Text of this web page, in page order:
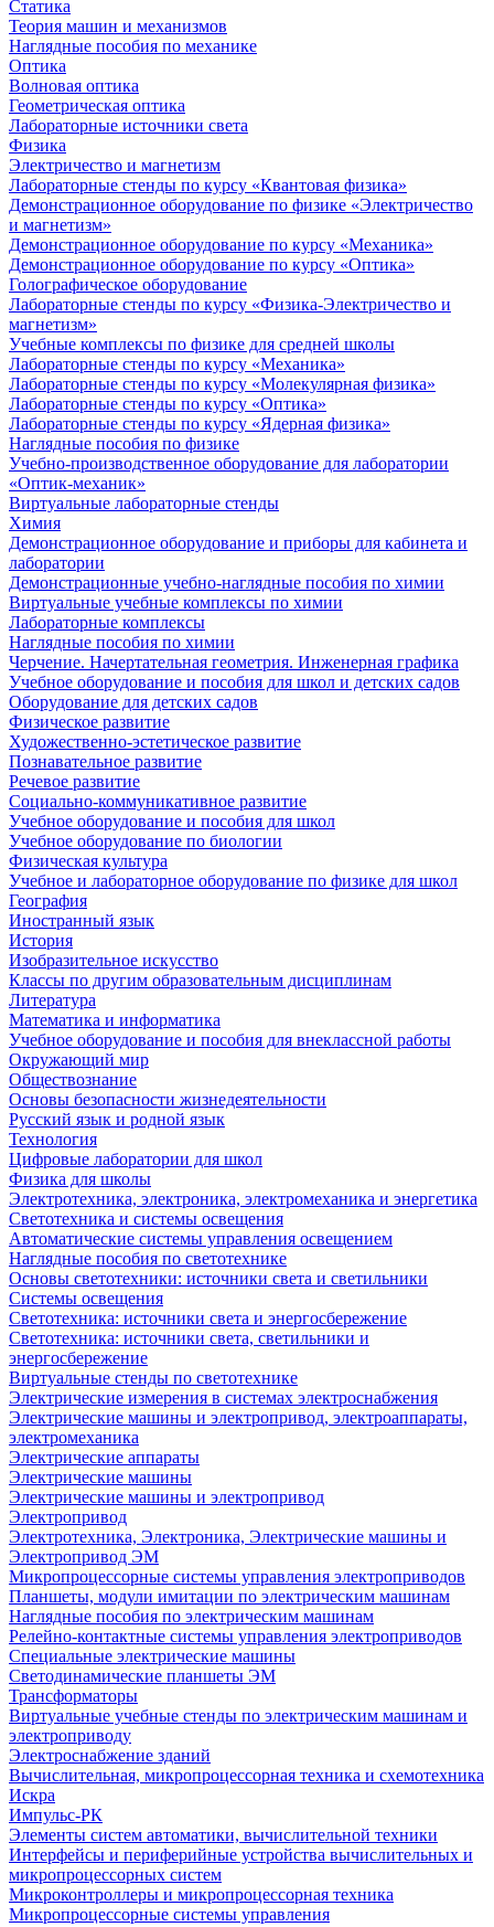
Статика
Теория машин и механизмов
Наглядные пособия по механике
Оптика
Волновая оптика
Геометрическая оптика
Лабораторные источники света
Физика
Электричество и магнетизм
Лабораторные стенды по курсу «Квантовая физика»
Демонстрационное оборудование по физике «Электричество
и магнетизм»
Демонстрационное оборудование по курсу «Механика»
Демонстрационное оборудование по курсу «Оптика»
Голографическое оборудование
Лабораторные стенды по курсу «Физика-Электричество и
магнетизм»
Учебные комплексы по физике для средней школы
Лабораторные стенды по курсу «Механика»
Лабораторные стенды по курсу «Молекулярная физика»
Лабораторные стенды по курсу «Оптика»
Лабораторные стенды по курсу «Ядерная физика»
Наглядные пособия по физике
Учебно-производственное оборудование для лаборатории
«Оптик-механик»
Виртуальные лабораторные стенды
Химия
Демонстрационное оборудование и приборы для кабинета и
лаборатории
Демонстрационные учебно-наглядные пособия по химии
Виртуальные учебные комплексы по химии
Лабораторные комплексы
Наглядные пособия по химии
Черчение. Начертательная геометрия. Инженерная графика
Учебное оборудование и пособия для школ и детских садов
Оборудование для детских садов
Физическое развитие
Художественно-эстетическое развитие
Познавательное развитие
Речевое развитие
Социально-коммуникативное развитие
Учебное оборудование и пособия для школ
Учебное оборудование по биологии
Физическая культура
Учебное и лабораторное оборудование по физике для школ
География
Иностранный язык
История
Изобразительное искусство
Классы по другим образовательным дисциплинам
Литература
Математика и информатика
Учебное оборудование и пособия для внеклассной работы
Окружающий мир
Обществознание
Основы безопасности жизнедеятельности
Русский язык и родной язык
Технология
Цифровые лаборатории для школ
Физика для школы
Электротехника, электроника, электромеханика и энергетика
Светотехника и системы освещения
Автоматические системы управления освещением
Наглядные пособия по светотехнике
Основы светотехники: источники света и светильники
Системы освещения
Светотехника: источники света и энергосбережение
Светотехника: источники света, светильники и
энергосбережение
Виртуальные стенды по светотехнике
Электрические измерения в системах электроснабжения
Электрические машины и электропривод, электроаппараты,
электромеханика
Электрические аппараты
Электрические машины
Электрические машины и электропривод
Электропривод
Электротехника, Электроника, Электрические машины и
Электропривод ЭМ
Микропроцессорные системы управления электроприводов
Планшеты, модули имитации по электрическим машинам
Наглядные пособия по электрическим машинам
Релейно-контактные системы управления электроприводов
Специальные электрические машины
Светодинамические планшеты ЭМ
Трансформаторы
Виртуальные учебные стенды по электрическим машинам и
электроприводу
Электроснабжение зданий
Вычислительная, микропроцессорная техника и схемотехника
Искра
Импульс-РК
Элементы систем автоматики, вычислительной техники
Интерфейсы и периферийные устройства вычислительных и
микропроцессорных систем
Микроконтроллеры и микропроцессорная техника
Микропроцессорные системы управления